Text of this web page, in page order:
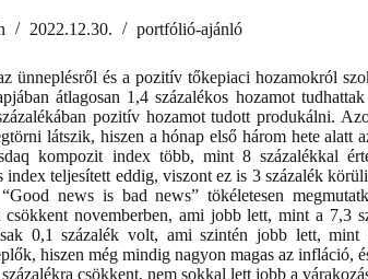
2022.12.30. portfólió-ajánló
ünneplésről és a pozitív tőkepiaci hozamokról
átlagosan 1,4 százalékos hozamot
pozitív hozamot tudott produkálni.
látszik, hiszen a hónap első három hete alatt
kompozit index több, mint 8 százalékkal
teljesített eddig, viszont ez is 3 százalék
news is bad news” tökéletesen
csökkent novemberben, ami jobb lett, mint a 7,3
0,1 százalék volt, ami szintén jobb lett, mint
hiszen még mindig nagyon magas az infláció,
csökkent, nem sokkal lett jobb a